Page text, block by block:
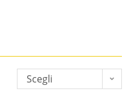
Scegli